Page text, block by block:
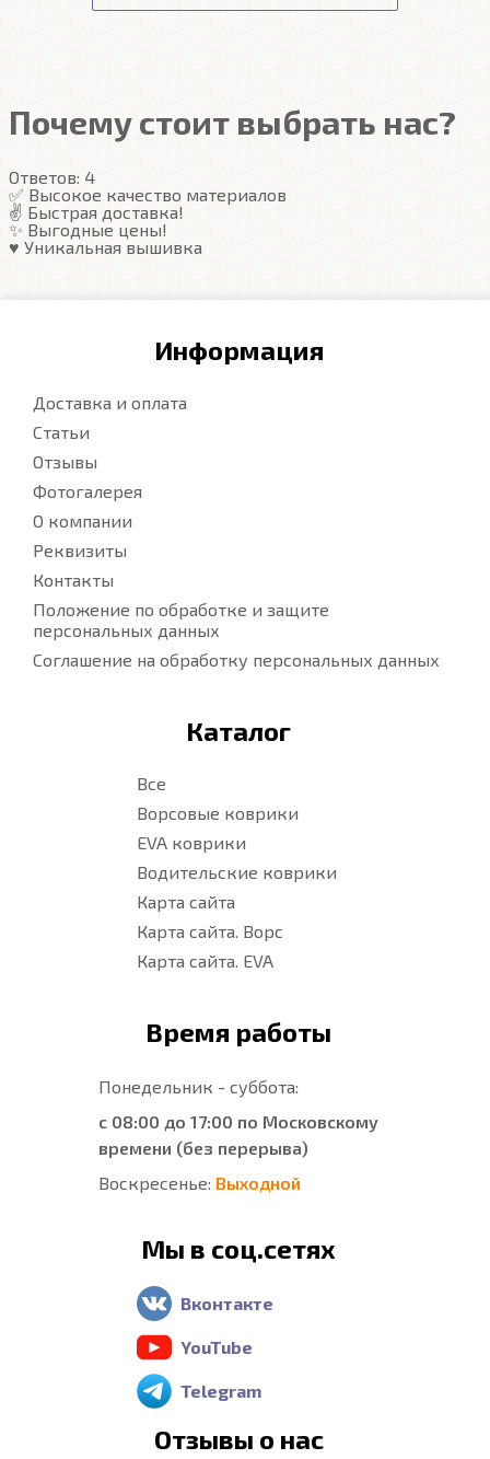
Гарантия
Подробнее
Почему стоит выбрать нас?
Ответов: 4
✅ Высокое качество материалов
✌️ Быстрая доставка!
✨ Выгодные цены!
♥️ Уникальная вышивка
Информация
Доставка и оплата
Статьи
Отзывы
Фотогалерея
О компании
Реквизиты
Контакты
Положение по обработке и защите
персональных данных
Соглашение на обработку персональных данных
Каталог
Все
Ворсовые коврики
EVA коврики
Водительские коврики
Карта сайта
Карта сайта. Ворс
Карта сайта. EVA
Время работы
Понедельник - суббота:
с 08:00 до 17:00 по Московскому
времени (без перерыва)
Воскресенье: Выходной
Мы в соц.сетях
Вконтакте
YouTube
Telegram
Отзывы о нас